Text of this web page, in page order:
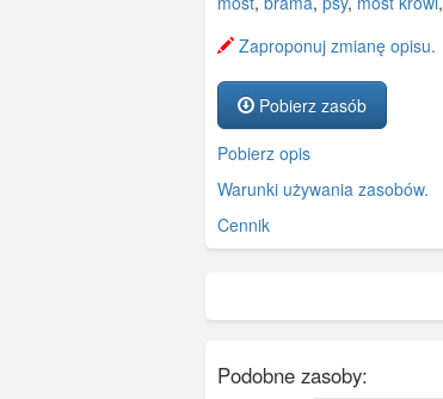
Zaproponuj zmianę opisu.
Pobierz zasób
Pobierz opis
Warunki używania zasobów.
Cennik
Podobne zasoby: